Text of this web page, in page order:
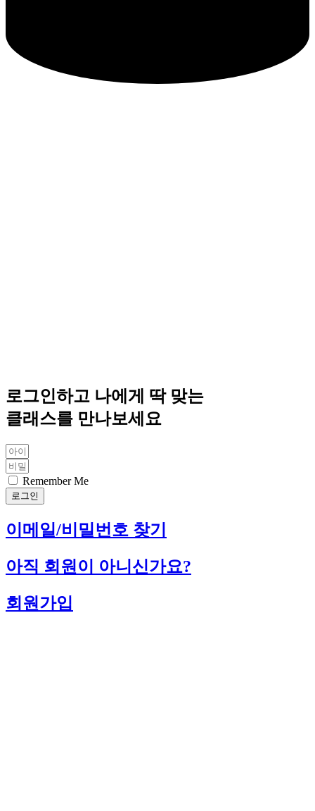
로그인하고 나에게 딱 맞는
클래스를 만나보세요
Remember Me
로그인
이메일/비밀번호 찾기
아직 회원이 아니신가요?
회원가입